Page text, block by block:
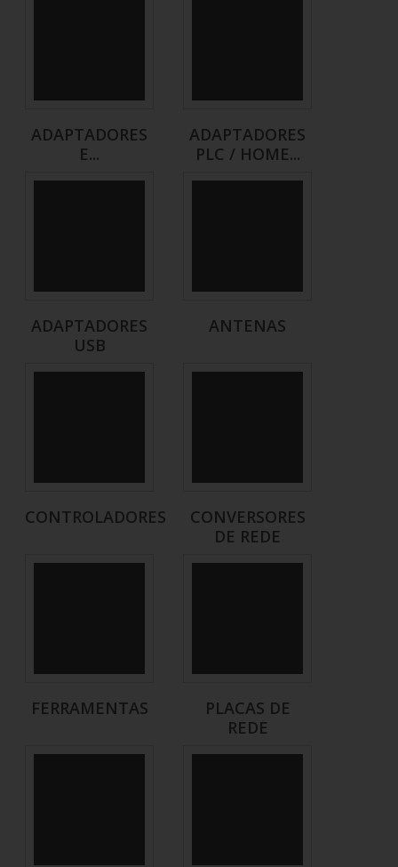
ADAPTADORES
E...
ADAPTADORES
PLC / HOME...
ADAPTADORES
USB
ANTENAS
CONTROLADORES
CONVERSORES
DE REDE
FERRAMENTAS
PLACAS DE
REDE